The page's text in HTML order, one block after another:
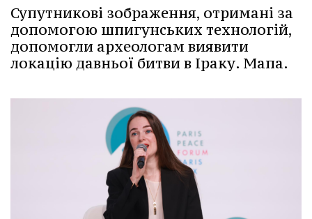
Супутникові зображення, отримані за
допомогою шпигунських технологій,
допомогли археологам виявити
локацію давньої битви в Іраку. Мапа.